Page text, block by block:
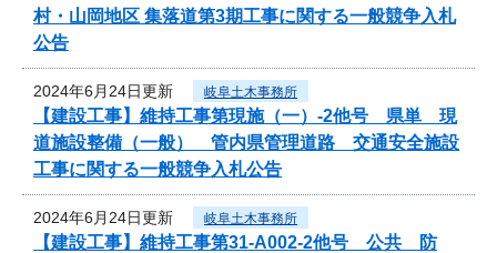
村・山岡地区 集落道第3期工事に関する一般競争入札
公告
2024年6月24日更新 岐阜土木事務所
【建設工事】維持工事第現施（一）-2他号 県単 現
道施設整備（一般） 管内県管理道路 交通安全施設
工事に関する一般競争入札公告
2024年6月24日更新 岐阜土木事務所
【建設工事】維持工事第31-A002-2他号 公共 防